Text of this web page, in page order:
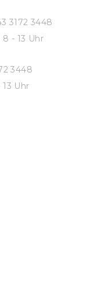
3172 3448
- 13 Uhr
3448
Uhr